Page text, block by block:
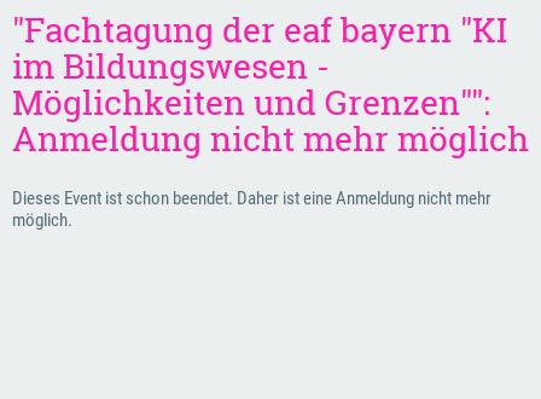
"Fachtagung der eaf bayern "KI
im Bildungswesen -
Möglichkeiten und Grenzen"":
Anmeldung nicht mehr möglich
Dieses Event ist schon beendet. Daher ist eine Anmeldung nicht mehr
möglich.